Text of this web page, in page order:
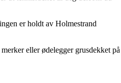
er holdt av Holmestrand
eller ødelegger grusdekket på